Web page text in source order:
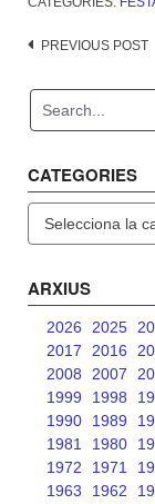
Post
PREVIOUS POST
CATEGORIES
ARXIUS
2026 2025
2017
2016
2008
2007
1999
1998
1990
1989
1981
1980
1972
1971
1963
1962